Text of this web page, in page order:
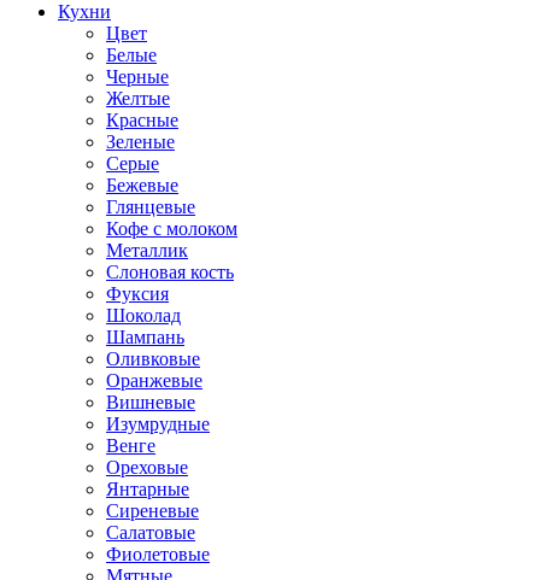
Кухни
Цвет
Белые
Черные
Желтые
Красные
Зеленые
Серые
Бежевые
Глянцевые
Кофе с молоком
Металлик
Слоновая кость
Фуксия
Шоколад
Шампань
Оливковые
Оранжевые
Вишневые
Изумрудные
Венге
Ореховые
Янтарные
Сиреневые
Салатовые
Фиолетовые
Мятные